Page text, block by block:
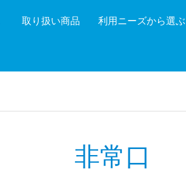
取り扱い商品 利用ニーズから選ぶ
非常口